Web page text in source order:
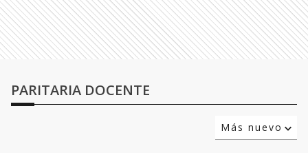
PARITARIA DOCENTE
Más nuevo